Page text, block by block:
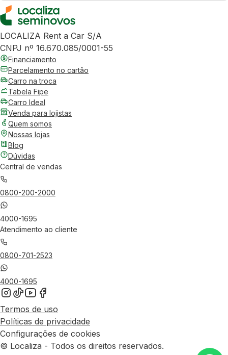
LOCALIZA Rent a Car S/A
CNPJ nº 16.670.085/0001-55
Financiamento
Parcelamento no cartão
Carro na troca
Tabela Fipe
Carro Ideal
Venda para lojistas
Quem somos
Nossas lojas
Blog
Dúvidas
Central de vendas
0800-200-2000
4000-1695
Atendimento ao cliente
0800-701-2523
4000-1695
Termos de uso
Políticas de privacidade
Configurações de cookies
© Localiza - Todos os direitos reservados.